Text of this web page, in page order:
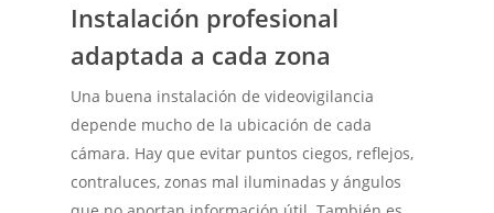
Instalación profesional
adaptada a cada zona
Una buena instalación de videovigilancia
depende mucho de la ubicación de cada
cámara. Hay que evitar puntos ciegos, reflejos,
contraluces, zonas mal iluminadas y ángulos